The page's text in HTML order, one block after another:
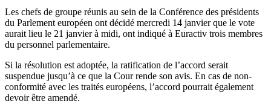
Les chefs de groupe réunis au sein de la Conférence des présidents
du Parlement européen ont décidé mercredi 14 janvier que le vote
aurait lieu le 21 janvier à midi, ont indiqué à Euractiv trois membres
du personnel parlementaire.
Si la résolution est adoptée, la ratification de l’accord serait
suspendue jusqu’à ce que la Cour rende son avis. En cas de non-
conformité avec les traités européens, l’accord pourrait également
devoir être amendé.